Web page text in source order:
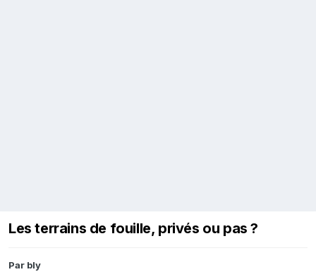
Les terrains de fouille, privés ou pas ?
Par bly